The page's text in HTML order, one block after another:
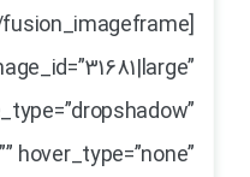
fusion_imageframe]
hover_type=”none”